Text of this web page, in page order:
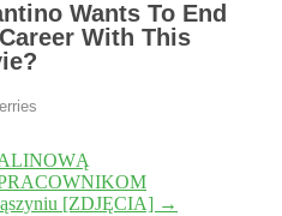
[ZDJĘCIA] →